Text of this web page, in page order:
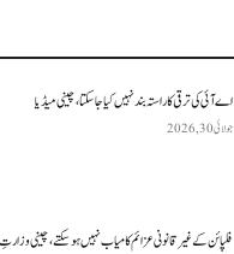
اے آئی کی ترقی کا راستہ بند نہیں کیا جا سکتا، چینی میڈیا
جولائی 30, 2026
فلپائن کے غیر قانونی عزائم کامیاب نہیں ہو سکتے ، چینی